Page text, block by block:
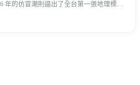
年的仿冒潮則逼出了全台第一張地理標誌